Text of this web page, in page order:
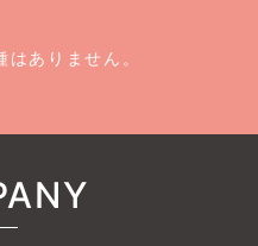
ありません。